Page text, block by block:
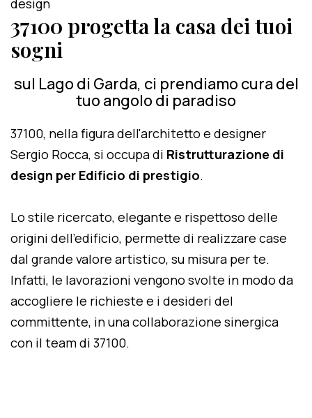
37100 progetta la casa dei tuoi
sogni
sul Lago di Garda, ci prendiamo cura del
tuo angolo di paradiso
37100, nella figura dell'architetto e designer
Sergio Rocca, si occupa di Ristrutturazione di
design per Edificio di prestigio.
Lo stile ricercato, elegante e rispettoso delle
origini dell'edificio, permette di realizzare case
dal grande valore artistico, su misura per te.
Infatti, le lavorazioni vengono svolte in modo da
accogliere le richieste e i desideri del
committente, in una collaborazione sinergica
con il team di 37100.